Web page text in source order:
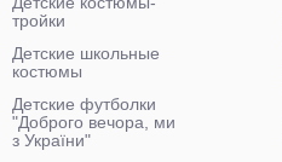
тройки
Детские школьные
костюмы
Детские футболки
"Доброго вечора, ми
з України"